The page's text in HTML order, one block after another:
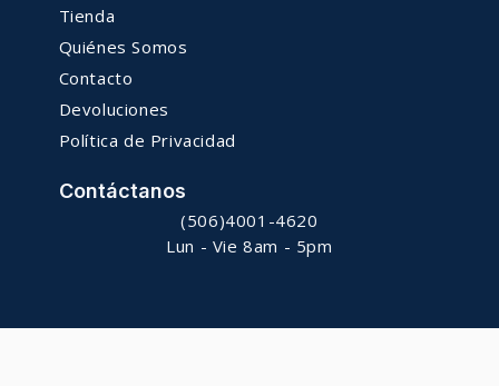
Tienda
Quiénes Somos
Contacto
Devoluciones
Política de Privacidad
Contáctanos
(506)4001-4620
Lun - Vie 8am - 5pm